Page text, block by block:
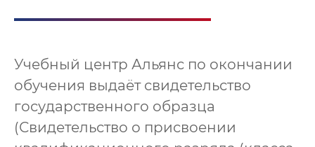
Учебный центр Альянс по окончании
обучения выдаёт свидетельство
государственного образца
(Свидетельство о присвоении